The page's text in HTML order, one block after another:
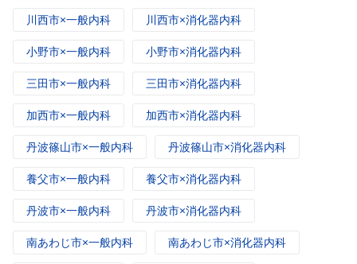
川西市×一般内科 川西市×消化器内科
小野市×一般内科 小野市×消化器内科
三田市×一般内科 三田市×消化器内科
加西市×一般内科 加西市×消化器内科
丹波篠山市×一般内科 丹波篠山市×消化器内科
養父市×一般内科 養父市×消化器内科
丹波市×一般内科 丹波市×消化器内科
南あわじ市×一般内科 南あわじ市×消化器内科